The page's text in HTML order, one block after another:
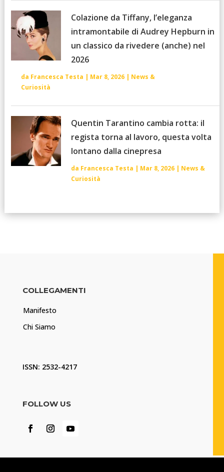
Colazione da Tiffany, l’eleganza
intramontabile di Audrey Hepburn in
un classico da rivedere (anche) nel
2026
da Francesca Testa | Mar 8, 2026| News &
Curiosità
Quentin Tarantino cambia rotta: il
regista torna al lavoro, questa volta
lontano dalla cinepresa
da Francesca Testa | Mar 8, 2026| News &
Curiosità
COLLEGAMENTI
Manifesto
Chi Siamo
ISSN: 2532-4217
FOLLOW US